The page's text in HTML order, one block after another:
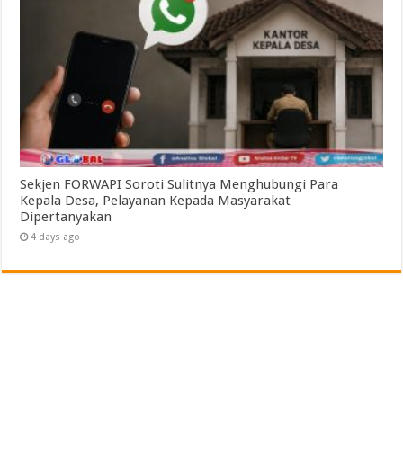
Sekjen FORWAPI Soroti Sulitnya Menghubungi Para
Kepala Desa, Pelayanan Kepada Masyarakat
Dipertanyakan
4 days ago